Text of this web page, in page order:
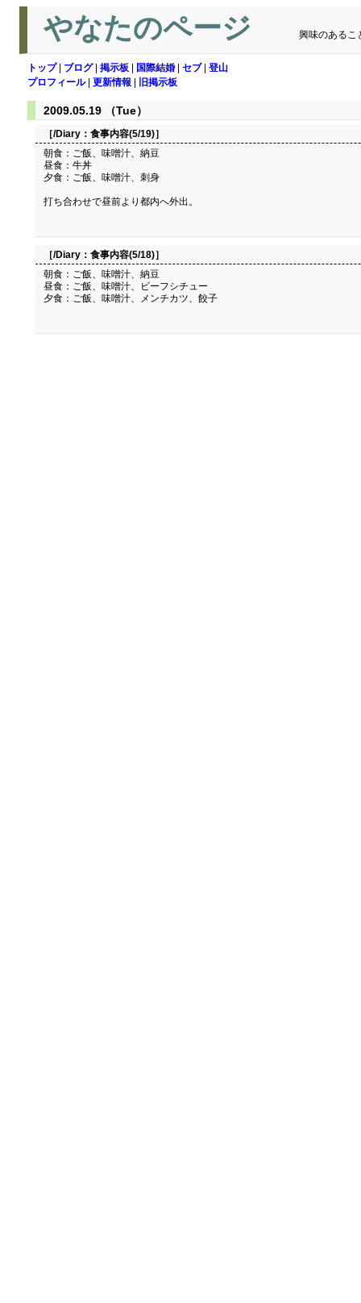
やなたのページ 興味のあるこ
トップ| ブログ| 掲示板 国際結婚 セブ| 登山
プロフィール| 更新情報 旧掲示板
2009.05.19 （Tue）
［/Diary： 食事内容(5/19)］
朝食：ご飯、味噌汁、納豆
昼食：牛丼
夕食：ご飯、味噌汁、刺身
打ち合わせで昼前より都内へ外出。
［/Diary： 食事内容(5/18)］
朝食：ご飯、味噌汁、納豆
昼食：ご飯、味噌汁、ビーフシチュー
夕食：ご飯、味噌汁、メンチカツ、餃子